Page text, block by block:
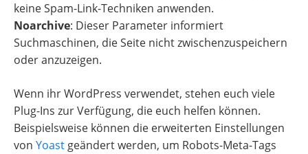
keine Spam-Link-Techniken anwenden.
Noarchive: Dieser Parameter informiert
Suchmaschinen, die Seite nicht zwischenzuspeichern
oder anzuzeigen.
Wenn ihr WordPress verwendet, stehen euch viele
Plug-Ins zur Verfügung, die euch helfen können.
Beispielsweise können die erweiterten Einstellungen
von Yoast geändert werden, um Robots-Meta-Tags